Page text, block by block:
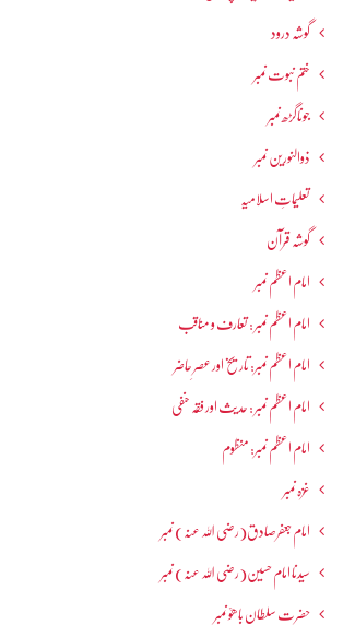
گوشہ درود
ختم نبوت نمبر
جوناگڑھ نمبر
ذوالنورین نمبر
تعلیماتِ اسلامیہ
گوشہ قرآن
امام اعظم نمبر
امام اعظم نمبر : تعارف و مناقب
امام اعظم نمبر: تاریخ اور عصرِ حاضر
امام اعظم نمبر : حدیث اور فقہ حنفی
امام اعظم نمبر: منظوم
غزہ نمبر
امام جعفرصادق(رضی اللہ عنہ) نمبر
سیدنا امام حسین(رضی اللہ عنہ) نمبر
حضرت سلطان باھوؒ نمبر